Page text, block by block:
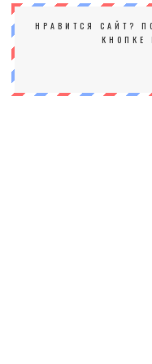
НРАВИТСЯ САЙТ?
КНОПКЕ